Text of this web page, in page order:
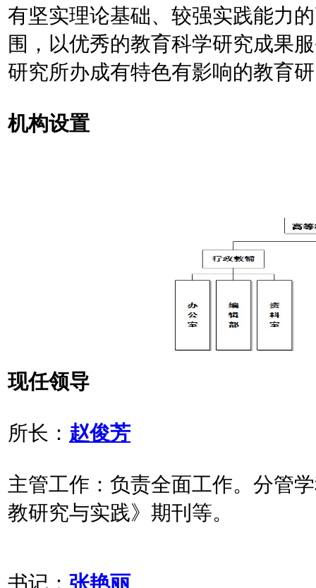
有坚实理论基础、较强实践能力
围，以优秀的教育科学研究成果
研究所办成有特色有影响的教育
机构设置
现任领导
所长： 赵俊芳
主管工作： 负责全面工作。分管
教研究与实践》期刊等。
书记： 张艳丽